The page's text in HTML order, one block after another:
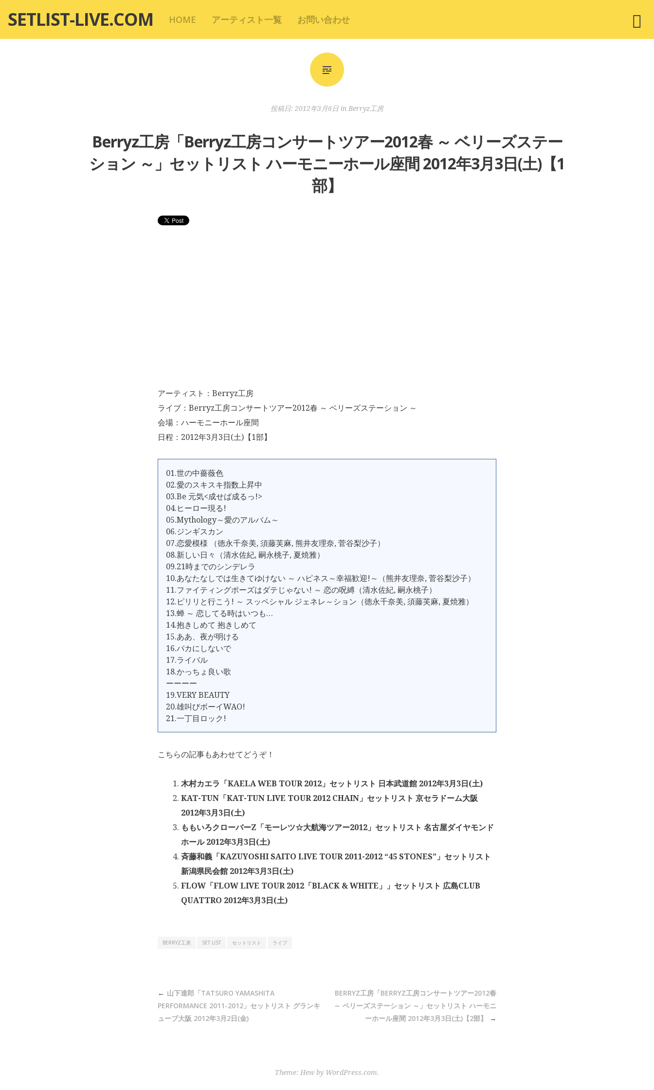
テ
SETLIST-LIVE.COM HOME アーティスト一覧 お問い合わせ
投稿日: 2012年3月6日 in Berryz工房
Berryz工房「Berryz工房コンサートツアー2012春 ～ ベリーズステー
ション ～」セットリスト ハーモニーホール座間 2012年3月3日(土)【1
部】
アーティスト：Berryz工房
ライブ：Berryz工房コンサートツアー2012春 ～ ベリーズステーション ～
会場：ハーモニーホール座間
日程：2012年3月3日(土)【1部】
01.世の中薔薇色
02.愛のスキスキ指数上昇中
03.Be 元気<成せば成るっ!>
04.ヒーロー現る!
05.Mythology～愛のアルバム～
06.ジンギスカン
07.恋愛模様 （徳永千奈美, 須藤芙麻, 熊井友理奈, 菅谷梨沙子）
08.新しい日々（清水佐紀, 嗣永桃子, 夏焼雅）
09.21時までのシンデレラ
10.あなたなしでは生きてゆけない ～ ハピネス～幸福歓迎!～（熊井友理奈, 菅谷梨沙子）
11.ファイティングポーズはダテじゃない! ～ 恋の呪縛（清水佐紀, 嗣永桃子）
12.ピリリと行こう! ～ スッペシャル ジェネレ～ション（徳永千奈美, 須藤芙麻, 夏焼雅）
13.蝉 ～ 恋してる時はいつも…
14.抱きしめて 抱きしめて
15.ああ、夜が明ける
16.バカにしないで
17.ライバル
18.かっちょ良い歌
ーーーー
19.VERY BEAUTY
20.雄叫びボーイWAO!
21.一丁目ロック!
こちらの記事もあわせてどうぞ！
木村カエラ「KAELA WEB TOUR 2012」セットリスト 日本武道館 2012年3月3日(土)
KAT-TUN「KAT-TUN LIVE TOUR 2012 CHAIN」セットリスト 京セラドーム大阪
2012年3月3日(土)
ももいろクローバーZ「モーレツ☆大航海ツアー2012」セットリスト 名古屋ダイヤモンド
ホール 2012年3月3日(土)
斉藤和義「KAZUYOSHI SAITO LIVE TOUR 2011-2012 “45 STONES”」セットリスト
新潟県民会館 2012年3月3日(土)
FLOW「FLOW LIVE TOUR 2012「BLACK & WHITE」」セットリスト 広島CLUB
QUATTRO 2012年3月3日(土)
BERRYZ工房 SET LIST セットリスト ライブ
山下達郎「TATSURO YAMASHITA
PERFORMANCE 2011-2012」セットリスト グランキ
ューブ大阪 2012年3月2日(金)
BERRYZ工房「BERRYZ工房コンサートツアー2012春
～ ベリーズステーション ～」セットリスト ハーモニ
ーホール座間 2012年3月3日(土)【2部】
Theme: Hew by WordPress.com.